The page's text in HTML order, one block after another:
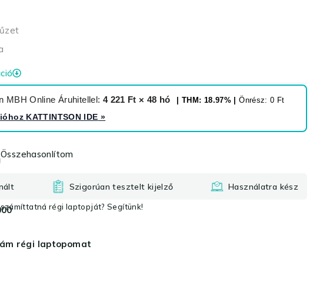
MBH Online Áruhitellel: 4 221 Ft × 48 hó | THM: 18.97% |Önrész: 0 Ft
KATTINTSON IDE »
Összehasonlítom
Szigorúan tesztelt kijelző Használatra kész
régi laptopját? Segítünk!
régi laptopomat